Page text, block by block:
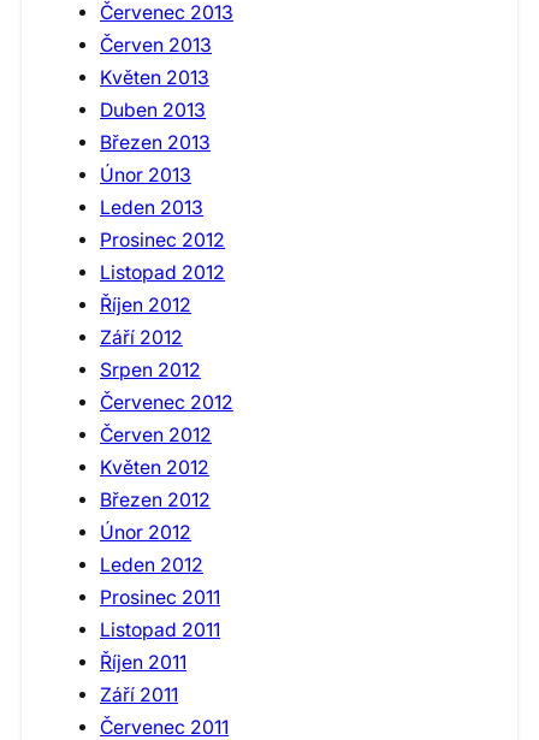
Červenec 2013
Červen 2013
Květen 2013
Duben 2013
Březen 2013
Únor 2013
Leden 2013
Prosinec 2012
Listopad 2012
Říjen 2012
Září 2012
Srpen 2012
Červenec 2012
Červen 2012
Květen 2012
Březen 2012
Únor 2012
Leden 2012
Prosinec 2011
Listopad 2011
Říjen 2011
Září 2011
Červenec 2011